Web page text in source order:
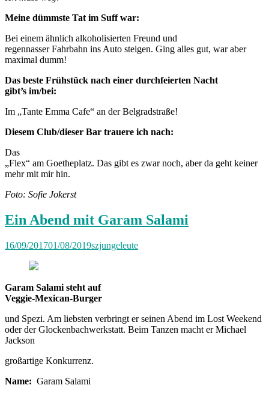
Meine dümmste Tat im Suff war:
Bei einem ähnlich alkoholisierten Freund und
regennasser Fahrbahn ins Auto steigen. Ging alles gut, war aber
maximal dumm!
Das beste Frühstück nach einer durchfeierten Nacht
gibt’s im/bei:
Im „Tante Emma Cafe“ an der Belgradstraße!
Diesem Club/dieser Bar trauere ich nach:
Das
„Flex“ am Goetheplatz. Das gibt es zwar noch, aber da geht keiner
mehr mit mir hin.
Foto: Sofie Jokerst
Ein Abend mit Garam Salami
16/09/201701/08/2019szjungeleute
Garam Salami steht auf
Veggie-Mexican-Burger
und Spezi. Am liebsten verbringt er seinen Abend im Lost Weekend
oder der Glockenbachwerkstatt. Beim Tanzen macht er Michael
Jackson
großartige Konkurrenz.
Name: Garam Salami